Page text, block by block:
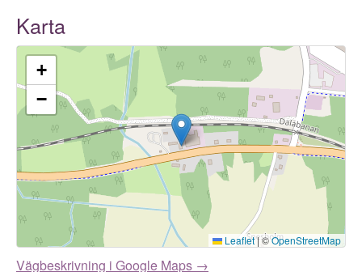
Karta
+
−
Leaflet|©OpenStreetMap
Vägbeskrivning i Google Maps →